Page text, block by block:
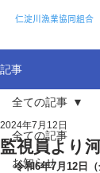
仁淀川漁業協同組合
記事
全ての記事
お知らせ
全ての記事
監視員より
2024年7月12日
令和6年7月12 日（